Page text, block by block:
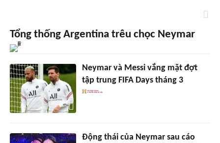
Tổng thống Argentina trêu chọc Neymar
Neymar và Messi vắng mặt đợt
tập trung FIFA Days tháng 3
Động thái của Neymar sau cáo